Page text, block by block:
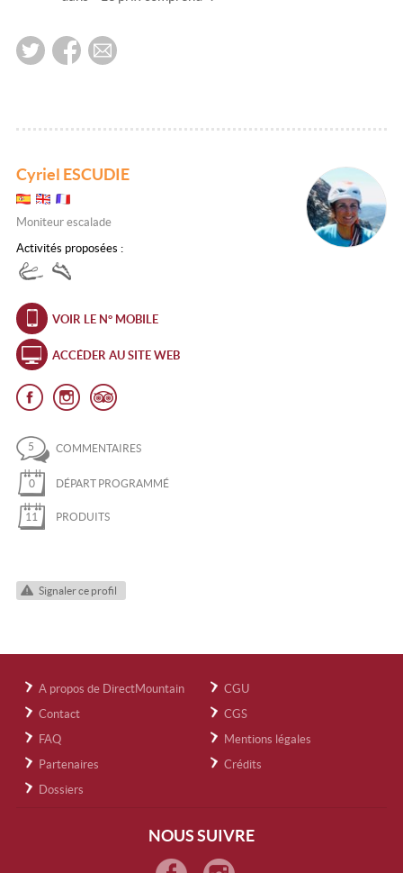
Cyriel ESCUDIE
Moniteur escalade
Activités proposées :
VOIR LE N° MOBILE
ACCÉDER AU SITE WEB
5 COMMENTAIRES
0 DÉPART PROGRAMMÉ
11 PRODUITS
Signaler ce profil
A propos de DirectMountain
Contact
FAQ
Partenaires
Dossiers
CGU
CGS
Mentions légales
Crédits
NOUS SUIVRE